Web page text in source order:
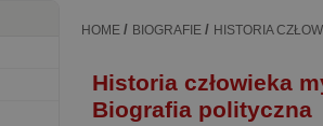
HOME / BIOGRAFIE / HISTORIA
Historia człowieka
Biografia polityczna